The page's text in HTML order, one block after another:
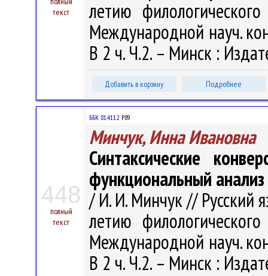
текст
летию
Международной науч.
В 2 ч. Ч.2. – Минск :
Добавить в корзину Подробнее
448
полный
текст
ББК 81.411.2 Р89
Минчук, Инна Ивановна
Синтаксические
функциональный анализ
/ И. И. Минчук // Русский
летию
Международной науч.
В 2 ч. Ч.2. – Минск :